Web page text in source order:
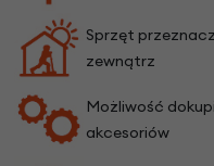
Sprzęt
zewnątrz
Możliwość
akcesoriów